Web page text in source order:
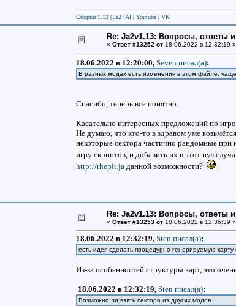
Сборки 1.13 | Ja2+AI | Youtube | VK
Re: Ja2v1.13: Вопросы, ответы
« Ответ #13252 от 18.06.2022 в 12:32:19 »
18.06.2022 в 12:20:00, Seven писал(a):
В разных модах есть изменения в этом файле,
Спасибо, теперь всё понятно.
Касательно интересных предложений по
Не думаю, что кто-то в здравом уме
некоторые сектора частично рандомные
игру скриптов, и добавить их в этот пул
http://thepit.ja данной возможности?
Re: Ja2v1.13: Вопросы, ответы
« Ответ #13253 от 18.06.2022 в 12:36:39 »
18.06.2022 в 12:32:19, Sten писал(a):
есть идея сделать процедурно генерируемую карту
Из-за особенностей структуры карт, это
18.06.2022 в 12:32:19, Sten писал(a):
Возможно ли взять сектора из других модов